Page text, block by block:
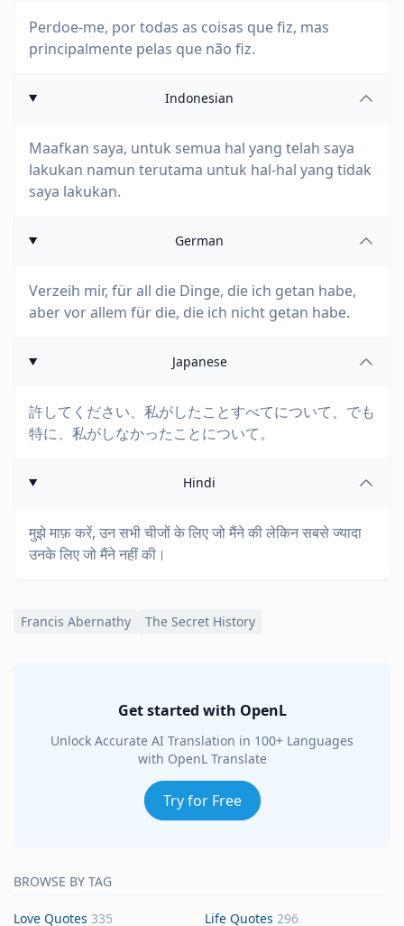
Perdoe-me, por todas as coisas que fiz, mas
principalmente pelas que não fiz.
Indonesian
Maafkan saya, untuk semua hal yang telah saya
lakukan namun terutama untuk hal-hal yang tidak
saya lakukan.
German
Verzeih mir, für all die Dinge, die ich getan habe,
aber vor allem für die, die ich nicht getan habe.
Japanese
許してください、私がしたことすべてについて、でも
特に、私がしなかったことについて。
Hindi
मुझे माफ़ करें, उन सभी चीजों के लिए जो मैंने की लेकिन सबसे ज्यादा
उनके लिए जो मैंने नहीं की।
Francis Abernathy The Secret History
Get started with OpenL
Unlock Accurate AI Translation in 100+ Languages
with OpenL Translate
Try for Free
BROWSE BY TAG
Love Quotes 335 Life Quotes 296